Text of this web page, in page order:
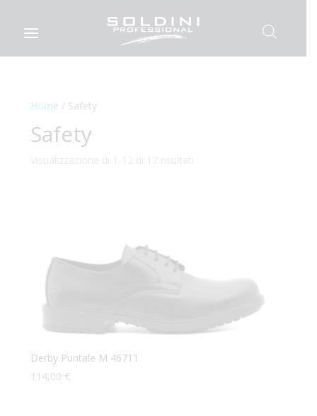
Home / Safety
Safety
Derby Puntale M 46711
114,00 €